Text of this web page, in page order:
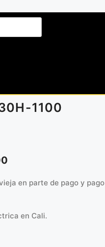
1100
en parte de pago y pago
en Cali.